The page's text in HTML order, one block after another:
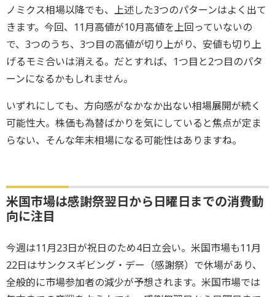
ノミクス相場以降でも、上述した3つのパターンはよく出て
きます。今回、11月高値が10月高値を上回っていないの
で、3つのうち、3つ目の高値が切り上がり、安値も切り上
げるモミ合いは消える。だとすれば、1つ目と2つ目のパタ
ーンになるかもしれません。
いずれにしても、方向感がなかなか出ない相場展開が続く
可能性大。株価も為替ばかりを気にしていると焦点が定ま
らない、そんな年末相場になる可能性はありますね。
米国市場は感謝祭翌日から日曜日までの消費動
向に注目
今週は11月23日が祝日のため4日立会い。米国市場も11月
22日はサンクスギビング・デー（感謝祭）で休場があり、
全般的に市場参加者の減少が予想されます。米国市場では